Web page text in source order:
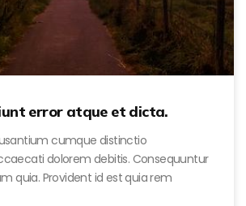
error atque et dicta.
cumque distinctio
dolorem debitis. Consequuntur
quia. Provident id est quia rem